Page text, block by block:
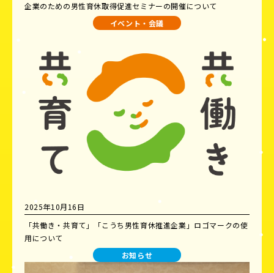
企業のための男性育休取得促進セミナーの開催について
イベント・会議
2025年10月16日
「共働き・共育て」「こうち男性育休推進企業」ロゴマークの使
用について
お知らせ